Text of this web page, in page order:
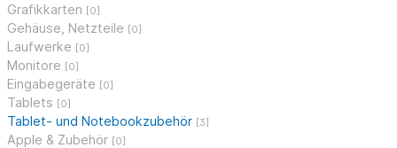
Grafikkarten [0]
Gehäuse, Netzteile [0]
Laufwerke [0]
Monitore [0]
Eingabegeräte [0]
Tablets [0]
Tablet- und Notebookzubehör [3]
Apple & Zubehör [0]